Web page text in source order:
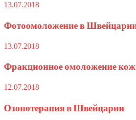
13.07.2018
Фотоомоложение в
13.07.2018
Фракционное омоложение
12.07.2018
Озонотерапия в Швейцарии